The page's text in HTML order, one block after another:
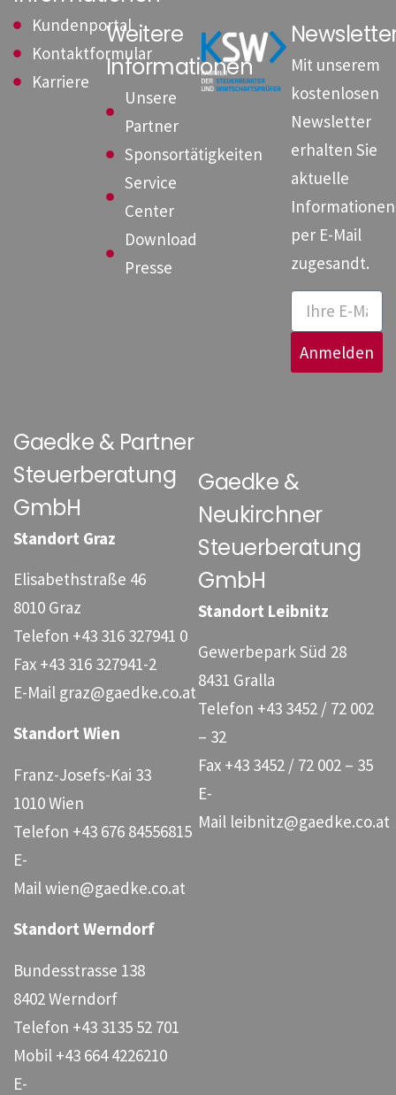
Kundenportal
Kontaktformular
Karriere
Weitere
Informationen
Unsere
Partner
Sponsortätigkeiten
Service
Center
Download
Presse
Mit unserem
kostenlosen
Newsletter
erhalten Sie
aktuelle
Informationen
per E-Mail
zugesandt.
Anmelden
Gaedke & Partner
Steuerberatung
GmbH
Standort Graz
Elisabethstraße 46
8010 Graz
Telefon +43 316 327941 0
Fax +43 316 327941-2
E-Mail graz@gaedke.co.at
Standort Wien
Franz-Josefs-Kai 33
1010 Wien
Telefon +43 676 84556815
E-
Mail wien@gaedke.co.at
Standort Werndorf
Bundesstrasse 138
8402 Werndorf
Telefon +43 3135 52 701
Mobil +43 664 4226210
E-
Gaedke &
Neukirchner
Steuerberatung
GmbH
Standort Leibnitz
Gewerbepark Süd 28
8431 Gralla
Telefon +43 3452 / 72 002
– 32
Fax +43 3452 / 72 002 – 35
E-
Mail leibnitz@gaedke.co.at